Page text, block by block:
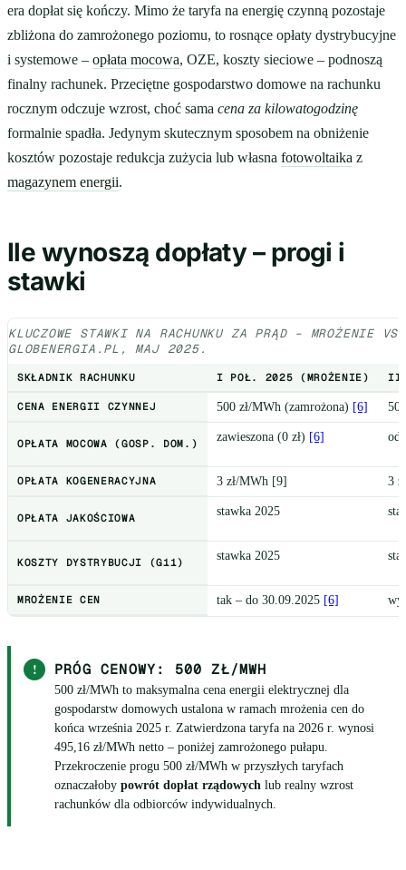
era dopłat się kończy. Mimo że taryfa na energię czynną pozostaje
zbliżona do zamrożonego poziomu, to rosnące opłaty dystrybucyjne
i systemowe – opłata mocowa, OZE, koszty sieciowe – podnoszą
finalny rachunek. Przeciętne gospodarstwo domowe na rachunku
rocznym odczuje wzrost, choć sama cena za kilowatogodzinę
formalnie spadła. Jedynym skutecznym sposobem na obniżenie
kosztów pozostaje redukcja zużycia lub własna fotowoltaika z
magazynem energii.
Ile wynoszą dopłaty – progi i
stawki
KLUCZOWE STAWKI NA RACHUNKU ZA PRĄD – MROŻENIE
GLOBENERGIA.PL, MAJ 2025.
SKŁADNIK RACHUNKU I POŁ. 2025 (MROŻENIE) II
CENA ENERGII CZYNNEJ 500 zł/MWh (zamrożona) [6]
OPŁATA MOCOWA (GOSP. DOM.) zawieszona (0 zł) [6] od
OPŁATA KOGENERACYJNA 3 zł/MWh [9] 3
OPŁATA JAKOŚCIOWA stawka 2025
KOSZTY DYSTRYBUCJI (G11) stawka 2025
MROŻENIE CEN tak – do 30.09.2025 [6]
! PRÓG CENOWY: 500 ZŁ/MWH
500 zł/MWh to maksymalna cena energii elektrycznej dla
gospodarstw domowych ustalona w ramach mrożenia cen do
końca września 2025 r. Zatwierdzona taryfa na 2026 r. wynosi
495,16 zł/MWh netto – poniżej zamrożonego pułapu.
Przekroczenie progu 500 zł/MWh w przyszłych taryfach
oznaczałoby powrót dopłat rządowych lub realny wzrost
rachunków dla odbiorców indywidualnych.